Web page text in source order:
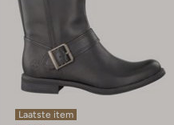
Laatste item